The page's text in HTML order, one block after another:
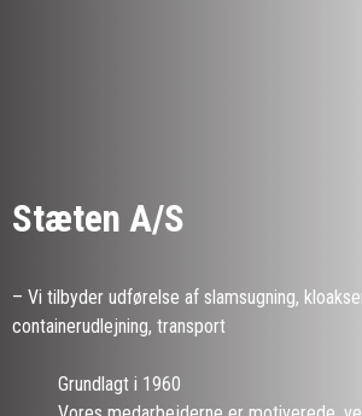
Stæten A/S
– Vi tilbyder udførelse af slamsugning,
containerudlejning, transport
Grundlagt i 1960
Få et uforpligtende